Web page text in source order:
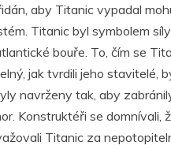
aby Titanic vypadal
Titanic byl symbolem
bouře. To, čím se
jak tvrdili jeho stavitelé,
navrženy tak, aby
Konstruktéři se domnívali,
Titanic za